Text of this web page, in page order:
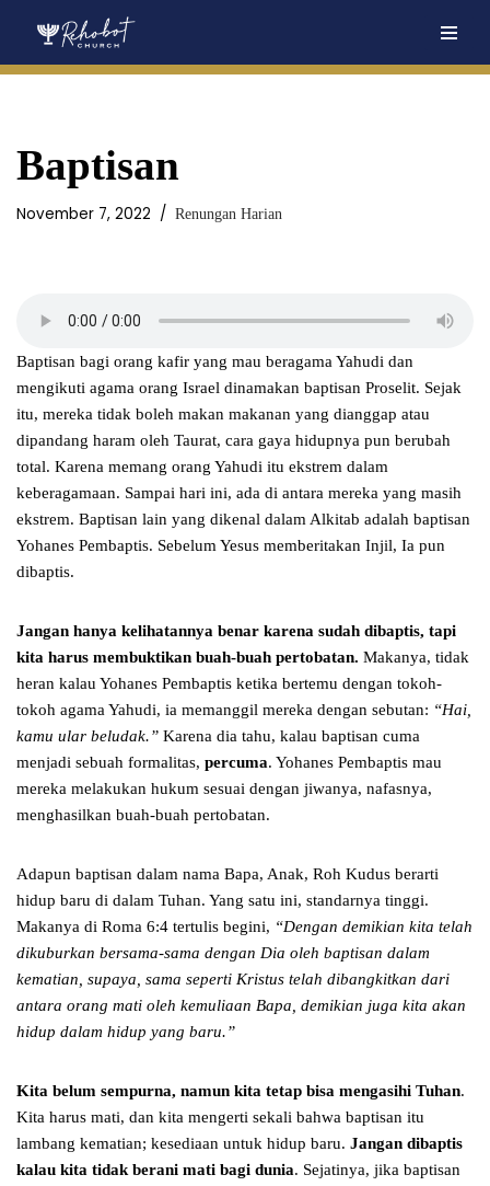
Baptisan
November 7, 2022 Renungan Harian
Baptisan bagi orang kafir yang mau beragama Yahudi dan
mengikuti agama orang Israel dinamakan baptisan Proselit. Sejak
itu, mereka tidak boleh makan makanan yang dianggap atau
dipandang haram oleh Taurat, cara gaya hidupnya pun berubah
total. Karena memang orang Yahudi itu ekstrem dalam
keberagamaan. Sampai hari ini, ada di antara mereka yang masih
ekstrem. Baptisan lain yang dikenal dalam Alkitab adalah baptisan
Yohanes Pembaptis. Sebelum Yesus memberitakan Injil, Ia pun
dibaptis.
Jangan hanya kelihatannya benar karena sudah dibaptis, tapi
kita harus membuktikan buah-buah pertobatan. Makanya, tidak
heran kalau Yohanes Pembaptis ketika bertemu dengan tokoh-
tokoh agama Yahudi, ia memanggil mereka dengan sebutan: “Hai,
kamu ular beludak.” Karena dia tahu, kalau baptisan cuma
menjadi sebuah formalitas, percuma. Yohanes Pembaptis mau
mereka melakukan hukum sesuai dengan jiwanya, nafasnya,
menghasilkan buah-buah pertobatan.
Adapun baptisan dalam nama Bapa, Anak, Roh Kudus berarti
hidup baru di dalam Tuhan. Yang satu ini, standarnya tinggi.
Makanya di Roma 6:4 tertulis begini, “Dengan demikian kita telah
dikuburkan bersama-sama dengan Dia oleh baptisan dalam
kematian, supaya, sama seperti Kristus telah dibangkitkan dari
antara orang mati oleh kemuliaan Bapa, demikian juga kita akan
hidup dalam hidup yang baru.”
Kita belum sempurna, namun kita tetap bisa mengasihi Tuhan.
Kita harus mati, dan kita mengerti sekali bahwa baptisan itu
lambang kematian; kesediaan untuk hidup baru. Jangan dibaptis
kalau kita tidak berani mati bagi dunia. Sejatinya, jika baptisan